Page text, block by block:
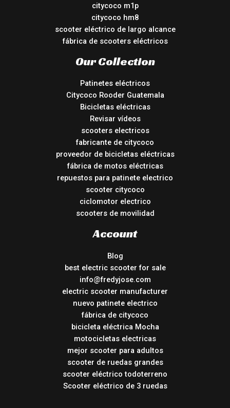
citycoco m1p
citycoco hm8
scooter eléctrico de largo alcance
fábrica de scooters eléctricos
Our Collection
Patinetes eléctricos
Citycoco Rooder Guatemala
Bicicletas eléctricas
Revisar vídeos
scooters electricos
fabricante de citycoco
proveedor de bicicletas eléctricas
fábrica de motos eléctricas
repuestos para patinete electrico
scooter citycoco
ciclomotor electrico
scooters de movilidad
Account
Blog
best electric scooter for sale
info@fredyjose.com
electric scooter manufacturer
nuevo patinete electrico
fábrica de citycoco
bicicleta eléctrica Mocha
motocicletas electricas
mejor scooter para adultos
scooter de ruedas grandes
scooter eléctrico todoterreno
Scooter eléctrico de 3 ruedas